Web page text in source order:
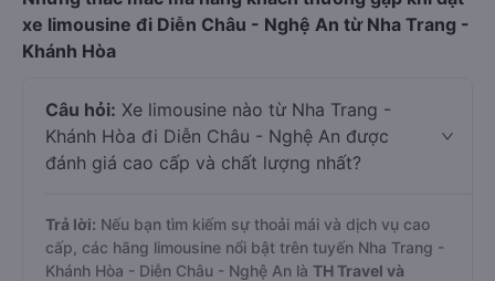
xe limousine đi Diễn Châu - Nghệ An từ Nha Trang -
Khánh Hòa
Câu hỏi: Xe limousine nào từ Nha Trang -
Khánh Hòa đi Diễn Châu - Nghệ An được
đánh giá cao cấp và chất lượng nhất?
Trả lời: Nếu bạn tìm kiếm sự thoải mái và dịch vụ cao
cấp, các hãng limousine nổi bật trên tuyến Nha Trang -
Khánh Hòa - Diễn Châu - Nghệ An là TH Travel và